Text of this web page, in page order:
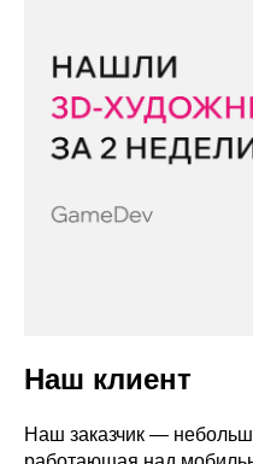
Наш клиент
Наш заказчик —